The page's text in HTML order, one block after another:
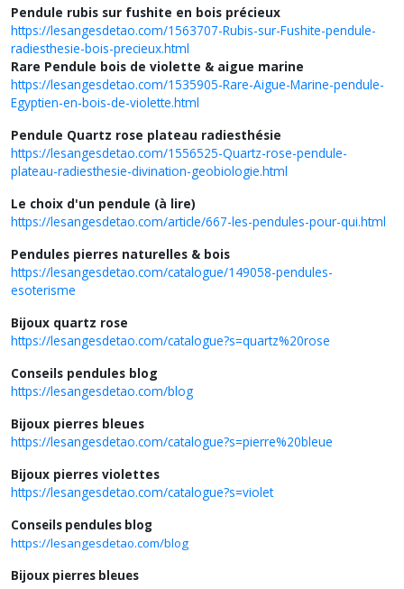
Pendule rubis sur fushite en bois précieux
https://lesangesdetao.com/1563707-Rubis-sur-Fushite-pendule-
radiesthesie-bois-precieux.html
Rare Pendule bois de violette & aigue marine
https://lesangesdetao.com/1535905-Rare-Aigue-Marine-pendule-
Egyptien-en-bois-de-violette.html
Pendule Quartz rose plateau radiesthésie
https://lesangesdetao.com/1556525-Quartz-rose-pendule-
plateau-radiesthesie-divination-geobiologie.html
Le choix d'un pendule (à lire)
https://lesangesdetao.com/article/667-les-pendules-pour-qui.html
Pendules pierres naturelles & bois
https://lesangesdetao.com/catalogue/149058-pendules-
esoterisme
Bijoux quartz rose
https://lesangesdetao.com/catalogue?s=quartz%20rose
Conseils pendules blog
https://lesangesdetao.com/blog
Bijoux pierres bleues
https://lesangesdetao.com/catalogue?s=pierre%20bleue
Bijoux pierres violettes
https://lesangesdetao.com/catalogue?s=violet
Conseils pendules blog
https://lesangesdetao.com/blog
Bijoux pierres bleues